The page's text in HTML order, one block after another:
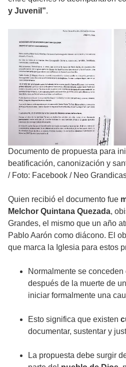
y Juvenil”.
Documento de propuesta para
beatificación, canonización y
/ Foto: Facebook / Neo
Quien recibió el documento fue
Melchor Quintana Quezada,
Grandes, el mismo que un año
Pablo Aarón como diácono. El
que marca la Iglesia para estos
Normalmente se conceden
después de la muerte de
iniciar formalmente una
Esto significa que existen
documentar, sustentar y
La propuesta debe surgir